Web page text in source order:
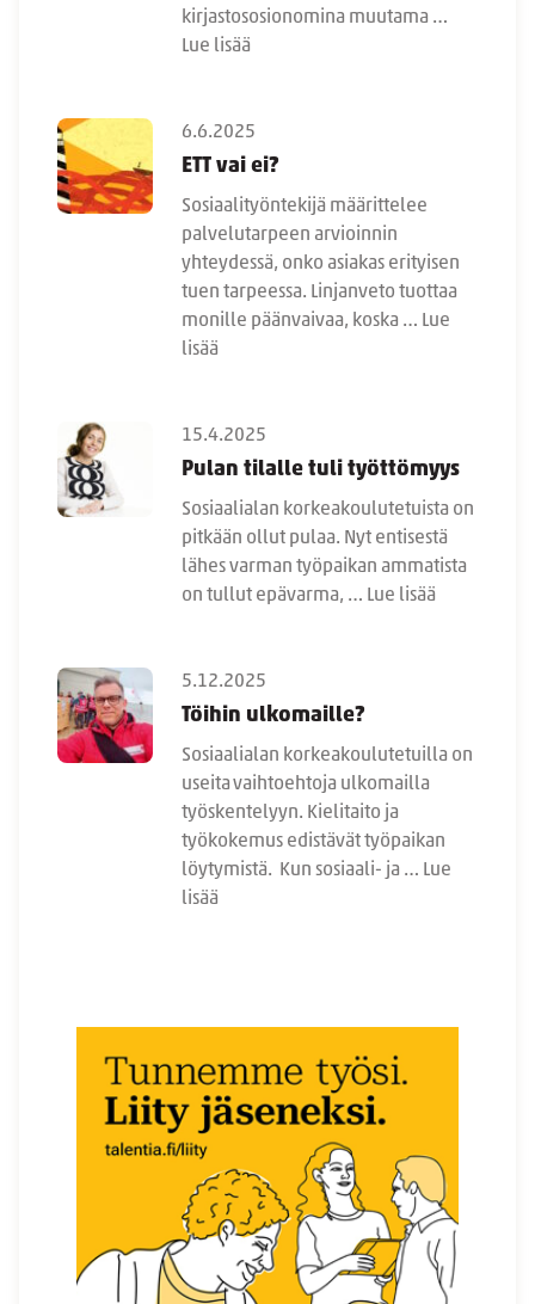
kirjastososionomina muutama …
Lue lisää
6.6.2025
ETT vai ei?
Sosiaalityöntekijä määrittelee
palvelutarpeen arvioinnin
yhteydessä, onko asiakas erityisen
tuen tarpeessa. Linjanveto tuottaa
monille päänvaivaa, koska … Lue
lisää
15.4.2025
Pulan tilalle tuli työttömyys
Sosiaalialan korkeakoulutetuista on
pitkään ollut pulaa. Nyt entisestä
lähes varman työpaikan ammatista
on tullut epävarma, … Lue lisää
5.12.2025
Töihin ulkomaille?
Sosiaalialan korkeakoulutetuilla on
useita vaihtoehtoja ulkomailla
työskentelyyn. Kielitaito ja
työkokemus edistävät työpaikan
löytymistä. Kun sosiaali- ja … Lue
lisää